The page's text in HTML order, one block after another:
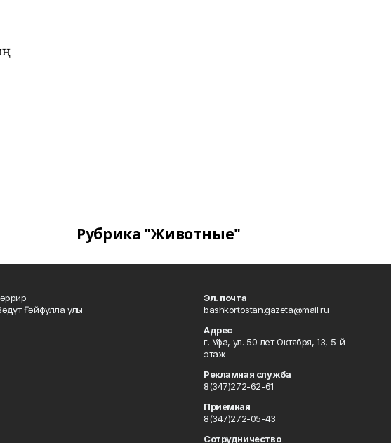
Рубрика "Животные"
Ғәйфулла улы
Эл. почта
bashkortostan.gazeta@mail.ru
Адрес
г. Уфа, ул. 50 лет Октября, 13, 5-й
этаж
Рекламная служба
8(347)272-62-61
Приемная
8(347)272-05-43
Сотрудничество